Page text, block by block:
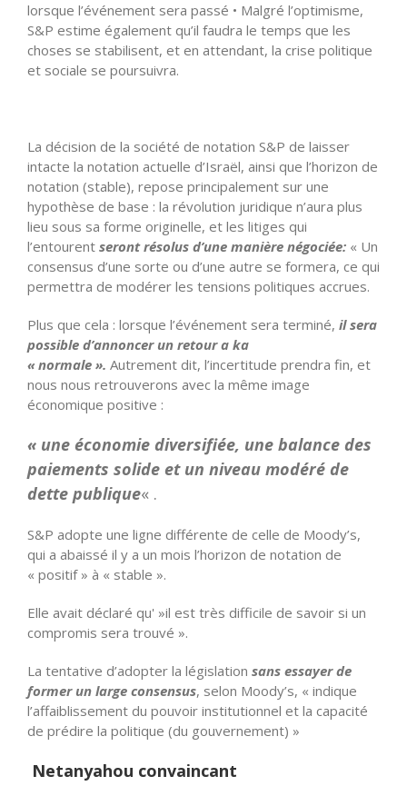
lorsque l’événement sera passé • Malgré l’optimisme,
S&P estime également qu’il faudra le temps que les
choses se stabilisent, et en attendant, la crise politique
et sociale se poursuivra.
La décision de la société de notation S&P de laisser
intacte la notation actuelle d’Israël, ainsi que l’horizon de
notation (stable), repose principalement sur une
hypothèse de base : la révolution juridique n’aura plus
lieu sous sa forme originelle, et les litiges qui
l’entourent seront résolus d’une manière négociée: « Un
consensus d’une sorte ou d’une autre se formera, ce qui
permettra de modérer les tensions politiques accrues.
Plus que cela : lorsque l’événement sera terminé, il sera
possible d’annoncer un retour a ka
« normale ». Autrement dit, l’incertitude prendra fin, et
nous nous retrouverons avec la même image
économique positive :
« une économie diversifiée, une balance des
paiements solide et un niveau modéré de
dette publique« .
S&P adopte une ligne différente de celle de Moody’s,
qui a abaissé il y a un mois l’horizon de notation de
« positif » à « stable ».
Elle avait déclaré qu' »il est très difficile de savoir si un
compromis sera trouvé ».
La tentative d’adopter la législation sans essayer de
former un large consensus, selon Moody’s, « indique
l’affaiblissement du pouvoir institutionnel et la capacité
de prédire la politique (du gouvernement) »
Netanyahou convaincant